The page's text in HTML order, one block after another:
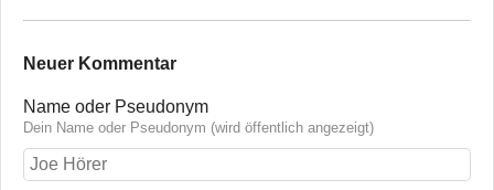
Neuer Kommentar
Name oder Pseudonym
Dein Name oder Pseudonym (wird öffentlich angezeigt)